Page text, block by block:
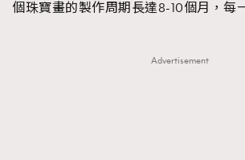
個珠寶畫的製作周期長達8-10個月，每
Advertisement